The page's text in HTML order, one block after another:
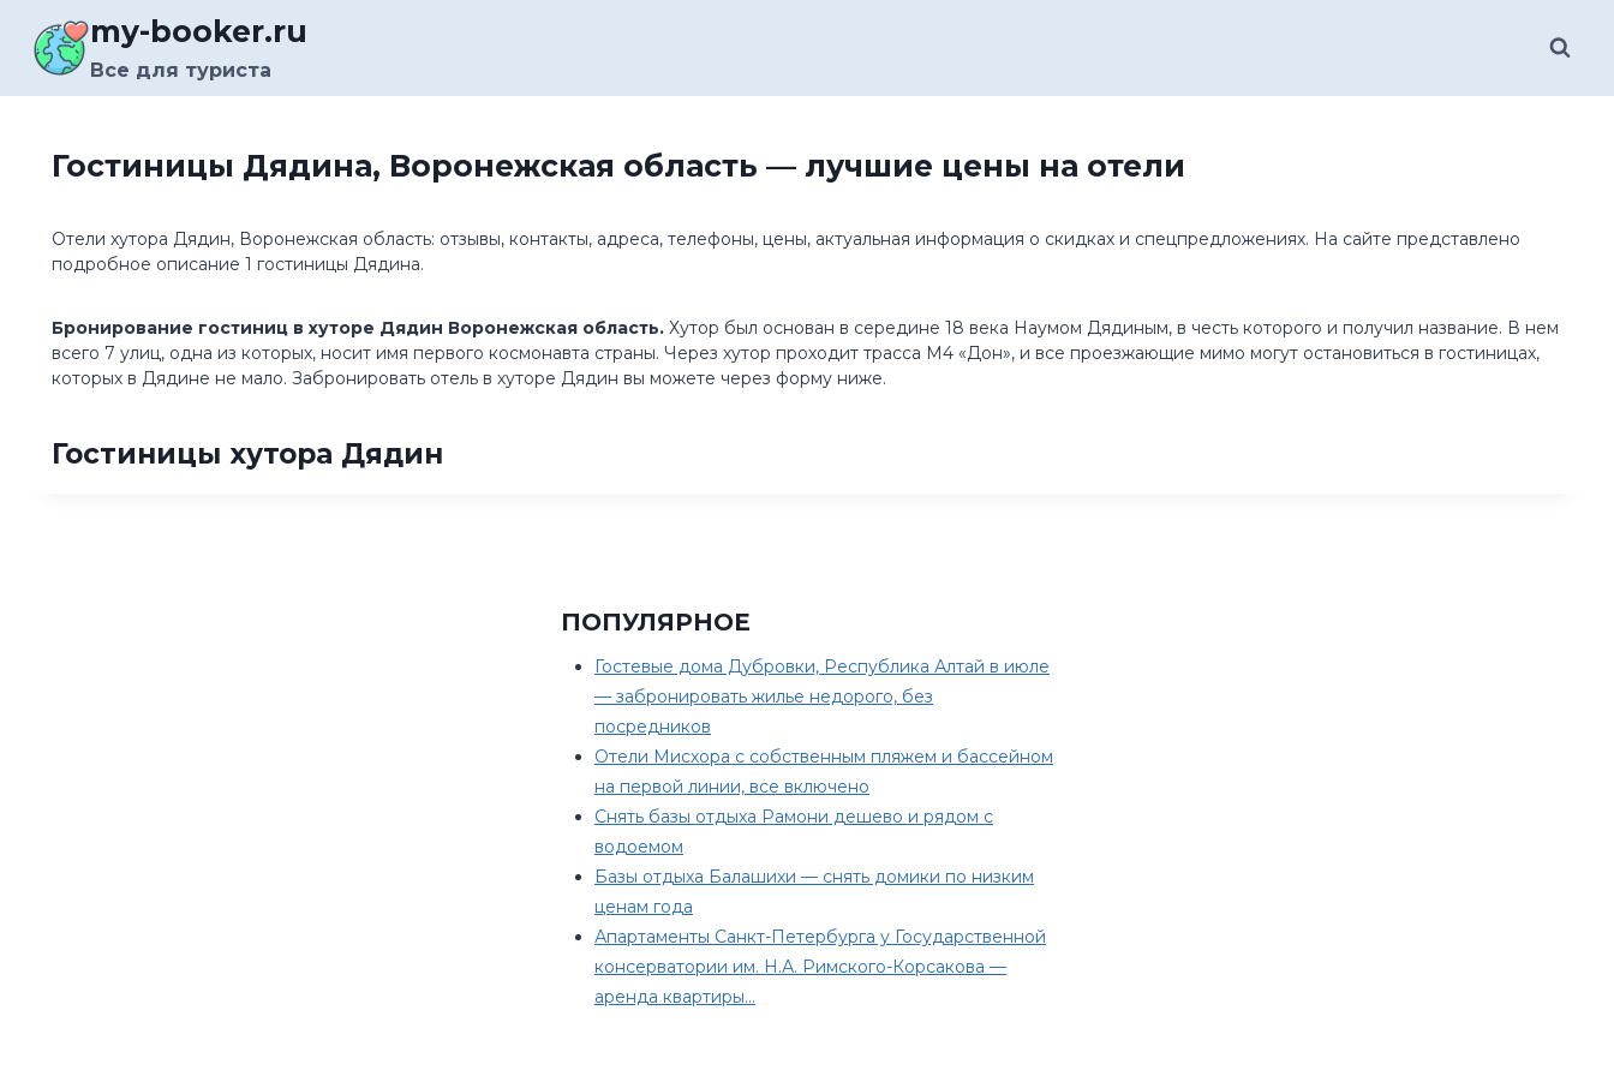
содержимому
my-booker.ru
Все для туриста
Гостиницы Дядина, Воронежская область — лучшие цены на отели
Отели хутора Дядин, Воронежская область: отзывы, контакты, адреса, телефоны, цены, актуальная информация о скидках и спецпредложениях. На сайте представлено
подробное описание 1 гостиницы Дядина.
Бронирование гостиниц в хуторе Дядин Воронежская область. Хутор был основан в середине 18 века Наумом Дядиным, в честь которого и получил название. В нем
всего 7 улиц, одна из которых, носит имя первого космонавта страны. Через хутор проходит трасса М4 «Дон», и все проезжающие мимо могут остановиться в гостиницах,
которых в Дядине не мало. Забронировать отель в хуторе Дядин вы можете через форму ниже.
Гостиницы хутора Дядин
ПОПУЛЯРНОЕ
Гостевые дома Дубровки, Республика Алтай в июле
— забронировать жилье недорого, без
посредников
Отели Мисхора с собственным пляжем и бассейном
на первой линии, все включено
Снять базы отдыха Рамони дешево и рядом с
водоемом
Базы отдыха Балашихи — снять домики по низким
ценам года
Апартаменты Санкт-Петербурга у Государственной
консерватории им. Н.А. Римского-Корсакова —
аренда квартиры…